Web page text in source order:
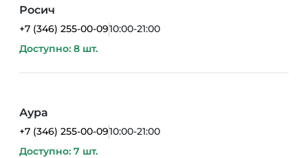
Росич
+7 (346) 255-00-0910:00-21:00
Доступно: 8 шт.
Аура
+7 (346) 255-00-0910:00-21:00
Доступно: 7 шт.